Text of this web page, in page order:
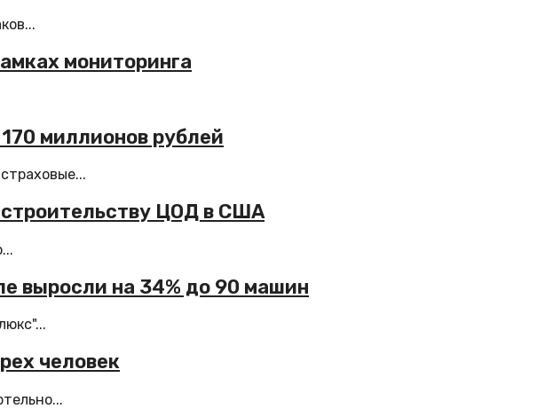
мониторинга
миллионов рублей
строительству ЦОД в США
выросли на 34% до 90 машин
человек